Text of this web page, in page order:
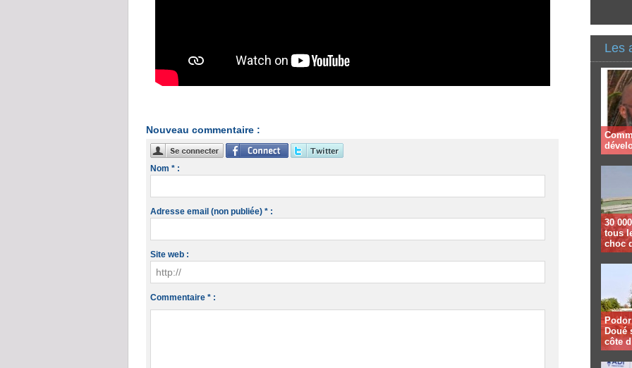
Nouveau commentaire :
Nom * :
Adresse email (non publiée) * :
Site web :
Commentaire * :
Les
30
tous
choc
Doué
côte